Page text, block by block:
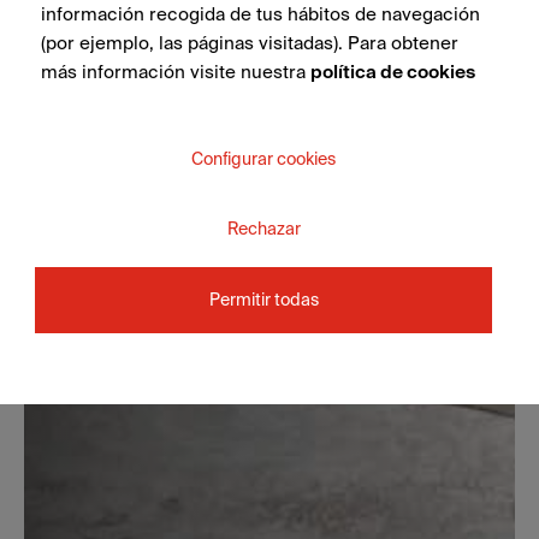
información recogida de tus hábitos de navegación
(por ejemplo, las páginas visitadas). Para obtener
más información visite nuestra política de cookies
Configurar cookies
Rechazar
Permitir todas